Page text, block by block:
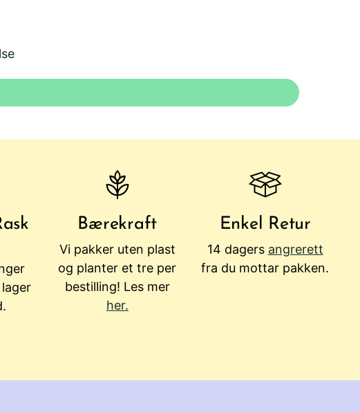
Bærekraft
Vi pakker uten plast
og planter et tre per
bestilling! Les mer
her.
Enkel Retur
14 dagers angrerett
fra du mottar pakken.